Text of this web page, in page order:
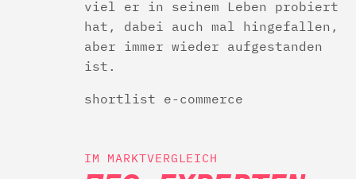
viel er in seinem Leben probiert
hat, dabei auch mal hingefallen,
aber immer wieder aufgestanden
ist.
shortlist e-commerce
IM MARKTVERGLEICH